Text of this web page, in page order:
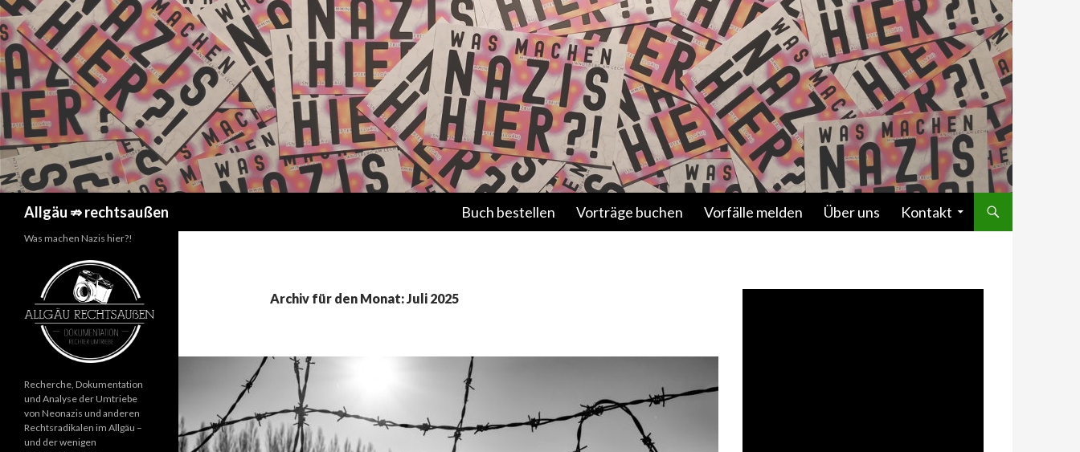
Allgäu ⇏ rechtsaußen Buch bestellen Vorträge buchen Vorfälle melden Über uns Kontakt
Archiv für den Monat: Juli 2025
Was machen Nazis hier?!
Recherche, Dokumentation
und Analyse der Umtriebe
von Neonazis und anderen
Rechtsradikalen im Allgäu –
und der wenigen